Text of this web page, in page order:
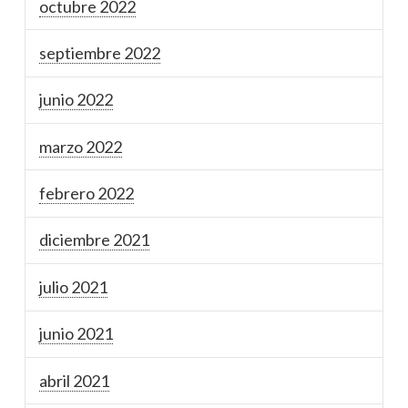
octubre 2022
septiembre 2022
junio 2022
marzo 2022
febrero 2022
diciembre 2021
julio 2021
junio 2021
abril 2021